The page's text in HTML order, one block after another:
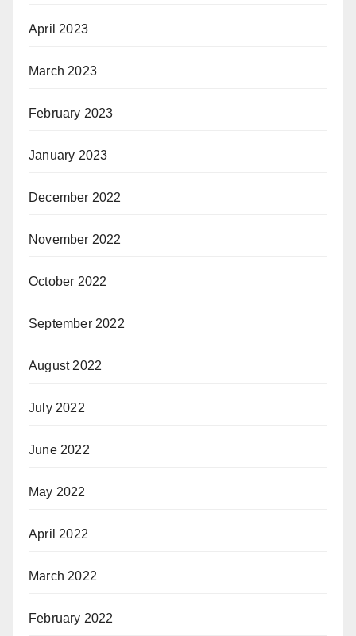
April 2023
March 2023
February 2023
January 2023
December 2022
November 2022
October 2022
September 2022
August 2022
July 2022
June 2022
May 2022
April 2022
March 2022
February 2022